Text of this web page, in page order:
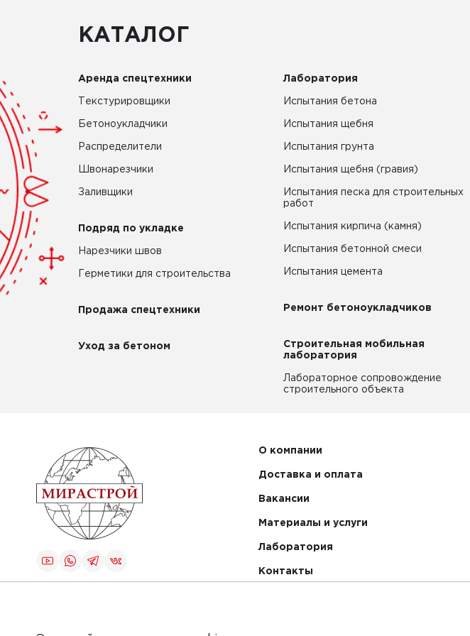
КАТАЛОГ
Аренда спецтехники
Текстурировщики
Бетоноукладчики
Распределители
Швонарезчики
Заливщики
Подряд по укладке
Нарезчики швов
Герметики для строительства
Продажа спецтехники
Уход за бетоном
Лаборатория
Испытания бетона
Испытания щебня
Испытания грунта
Испытания щебня (гравия)
Испытания песка для строительных
работ
Испытания кирпича (камня)
Испытания бетонной смеси
Испытания цемента
Ремонт бетоноукладчиков
Строительная мобильная
лаборатория
Лабораторное сопровождение
строительного объекта
О компании
Доставка и оплата
Вакансии
Материалы и услуги
Лаборатория
Контакты